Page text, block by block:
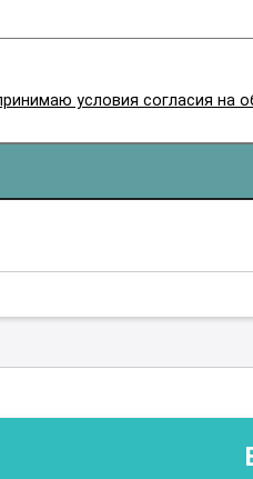
условия согласия на